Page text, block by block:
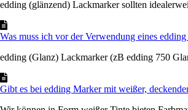
edding (glänzend) Lackmarker sollten
Was muss ich vor der Verwendung eines
edding (Glanz) Lackmarker (zB edding 750
Gibt es bei edding Marker mit weißer,